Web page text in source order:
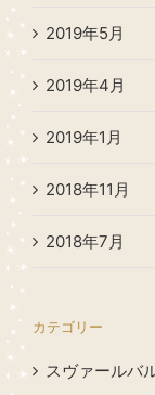
2019年5月
2019年4月
2019年1月
2018年11月
2018年7月
カテゴリー
スヴァールバ